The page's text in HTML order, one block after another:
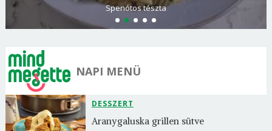
Spenótos tészta
NAPI MENÜ
DESSZERT
Aranygaluska grillen sütve